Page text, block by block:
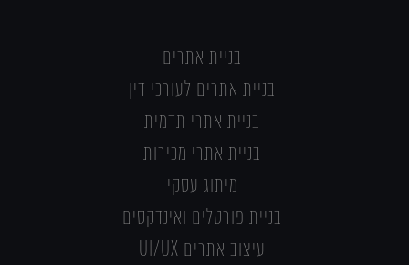
בניית אתרים
בניית אתרים לעורכי דין
בניית אתרי תדמית
בניית אתרי מכירות
מיתוג עסקי
בניית פורטלים ואינדקסים
עיצוב אתרים UI/UX